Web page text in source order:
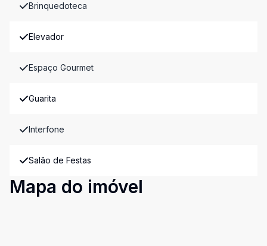
Brinquedoteca
Elevador
Espaço Gourmet
Guarita
Interfone
Salão de Festas
Mapa do imóvel